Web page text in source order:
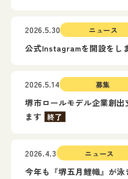
2026.5.30 ニュース
公式Instagramを開設をし
2026.5.14 募集
堺市ロールモデル企業創出
ます 終了
2026.4.3 ニュース
今年も『堺五月鯉幟』が泳